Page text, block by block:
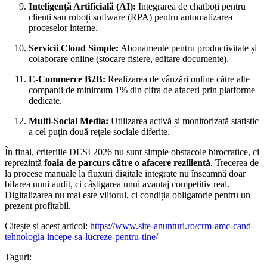
Inteligență Artificială (AI): Integrarea de chatboți pentru
clienți sau roboți software (RPA) pentru automatizarea
proceselor interne.
Servicii Cloud Simple: Abonamente pentru productivitate și
colaborare online (stocare fișiere, editare documente).
E-Commerce B2B: Realizarea de vânzări online către alte
companii de minimum 1% din cifra de afaceri prin platforme
dedicate.
Multi-Social Media: Utilizarea activă și monitorizată statistic
a cel puțin două rețele sociale diferite.
În final, criteriile DESI 2026 nu sunt simple obstacole birocratice, ci
reprezintă foaia de parcurs către o afacere rezilientă. Trecerea de
la procese manuale la fluxuri digitale integrate nu înseamnă doar
bifarea unui audit, ci câștigarea unui avantaj competitiv real.
Digitalizarea nu mai este viitorul, ci condiția obligatorie pentru un
prezent profitabil.
Citește și acest articol: https://www.site-anunturi.ro/crm-amc-cand-
tehnologia-incepe-sa-lucreze-pentru-tine/
Taguri: